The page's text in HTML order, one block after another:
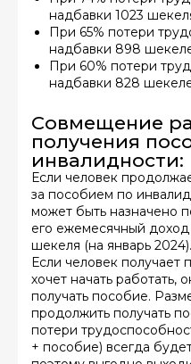
надбавки 1023
При 65% потери
надбавки 898
При 60% потери
надбавки 828
Совмещение
получения
инвалидности:
Если человек
за пособием по
может быть назначено
его ежемесячный
шекеля (на январь 2024).
Если человек получает
хочет начать работать,
получать пособие.
продолжить получать
потери
+ пособие) всегда